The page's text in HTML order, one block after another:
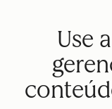
Use